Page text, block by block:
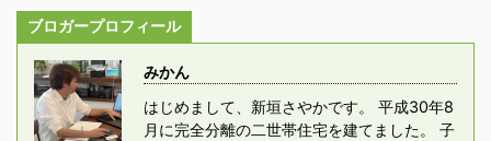
ブロガープロフィール
みかん
はじめまして、新垣さやかです。 平成30年8
月に完全分離の二世帯住宅を建てました。 子